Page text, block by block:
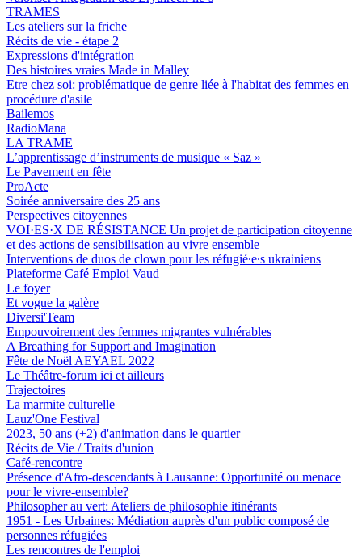
TRAMES
Les ateliers sur la friche
Récits de vie - étape 2
Expressions d'intégration
Des histoires vraies Made in Malley
Etre chez soi: problématique de genre liée à l'habitat des femmes en
procédure d'asile
Bailemos
RadioMana
LA TRAME
L’apprentissage d’instruments de musique « Saz »
Le Pavement en fête
ProActe
Soirée anniversaire des 25 ans
Perspectives citoyennes
VOI·ES·X DE RÉSISTANCE Un projet de participation citoyenne
et des actions de sensibilisation au vivre ensemble
Interventions de duos de clown pour les réfugié∙e∙s ukrainiens
Plateforme Café Emploi Vaud
Le foyer
Et vogue la galère
Diversi'Team
Empouvoirement des femmes migrantes vulnérables
A Breathing for Support and Imagination
Fête de Noël AEYAEL 2022
Le Théâtre-forum ici et ailleurs
Trajectoires
La marmite culturelle
Lauz'One Festival
2023, 50 ans (+2) d'animation dans le quartier
Récits de Vie / Traits d'union
Café-rencontre
Présence d'Afro-descendants à Lausanne: Opportunité ou menace
pour le vivre-ensemble?
Philosopher au vert: Ateliers de philosophie itinérants
1951 - Les Urbaines: Médiation auprès d'un public composé de
personnes réfugiées
Les rencontres de l'emploi